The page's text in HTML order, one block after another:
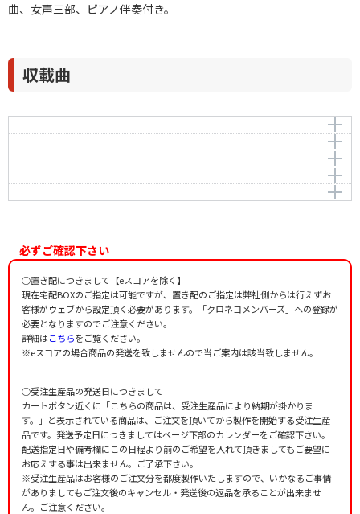
曲、女声三部、ピアノ伴奏付き。
収載曲
紫陽花の海
作曲者：岩河三郎
Iwakawa，Saburo
作詞者：武鹿悦子
蝉しぐれ
作曲者：岩河三郎
Iwakawa，Saburo
作詞者：武鹿悦子
大仏
作曲者：岩河三郎
Iwakawa，Saburo
由比ヶ浜幻想
作曲者：岩河三郎
鐘の音
作詞者：武鹿悦子
必ずご確認下さい
○置き配につきまして【eスコアを除く】
現在宅配BOXのご指定は可能ですが、置き配のご指定は弊社側からは行えずお
客様がウェブから設定頂く必要があります。「クロネコメンバーズ」への登録が
必要となりますのでご注意ください。
詳細はこちらをご覧ください。
※eスコアの場合商品の発送を致しませんので当ご案内は該当致しません。
○受注生産品の発送日につきまして
カートボタン近くに「こちらの商品は、受注生産品により納期が掛かりま
す。」と表示されている商品は、ご注文を頂いてから製作を開始する受注生産
品です。発送予定日につきましてはページ下部のカレンダーをご確認下さい。
配送指定日や備考欄にこの日程より前のご希望を入れて頂きましてもご要望に
お応えする事は出来ません。ご了承下さい。
※受注生産品はお客様のご注文分を都度製作いたしますので、いかなるご事情
がありましてもご注文後のキャンセル・発送後の返品を承ることが出来ませ
ん。ご注意ください。